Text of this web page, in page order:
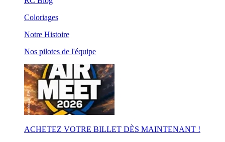
Coloriages
Notre Histoire
Nos pilotes de l'équipe
ACHETEZ VOTRE BILLET DÈS MAINTENANT !